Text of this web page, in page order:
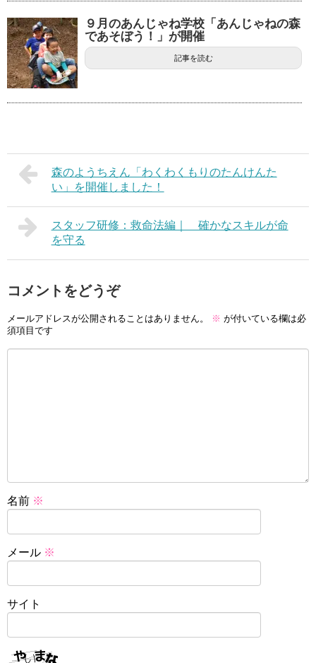
９月のあんじゃね学校「あんじゃねの森
であそぼう！」が開催
記事を読む
森のようちえん「わくわくもりのたんけんた
い」を開催しました！
スタッフ研修：救命法編｜ 確かなスキルが命
を守る
コメントをどうぞ
メールアドレスが公開されることはありません。 ※ が付いている欄は必
須項目です
名前 ※
メール ※
サイト